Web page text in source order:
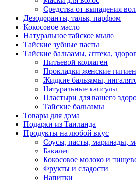
Средства от выпадения
Дезодоранты, тальк, парфюм
Кокосовое масло
Натуральное тайское мыло
Тайские зубные пасты
Тайские бальзамы, аптека,
Питьевой коллаген
Прокладки женские
Жидкие бальзамы,
Натуральные капсулы
Пластыри для вашего
Тайские бальзамы
Товары для дома
Подарки из Таиланда
Продукты на любой вкус
Соусы, пасты, маринады,
Бакалея
Кокосовое молоко и
Фрукты и сладости
Напитки